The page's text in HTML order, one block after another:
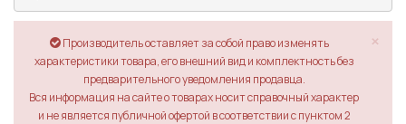
×
Производитель оставляет за собой право изменять
характеристики товара, его внешний вид и комплектность без
предварительного уведомления продавца.
Вся информация на сайте о товарах носит справочный характер
и не является публичной офертой в соответствии с пунктом 2